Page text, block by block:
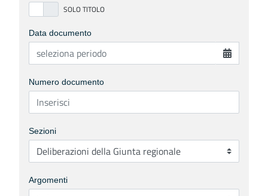
Data documento
Numero documento
Sezioni
Argomenti